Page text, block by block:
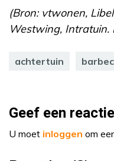
(Bron: vtwonen,
Westwing, Intratuin.
achtertuin
Geef een reactie
U moet inloggen om